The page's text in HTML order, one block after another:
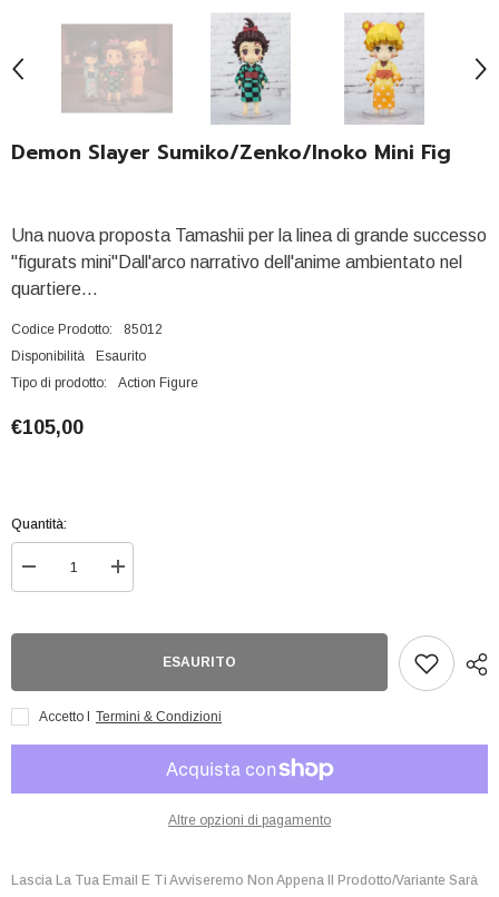
Demon Slayer Sumiko/Zenko/Inoko Mini Fig
Una nuova proposta Tamashii per la linea di grande successo
"figurats mini"Dall'arco narrativo dell'anime ambientato nel
quartiere...
Codice Prodotto:
85012
Disponibilità
Esaurito
Tipo di prodotto:
Action Figure
€105,00
Quantità:
Diminuisci
quantità
Fig
Aumenta
quantità
Sumiko/Zenko/Inoko
Fig
ESAURITO
Accetto I Termini & Condizioni
Altre opzioni di pagamento
Lascia La Tua Email E Ti Avviseremo Non Appena Il Prodotto/variante Sarà